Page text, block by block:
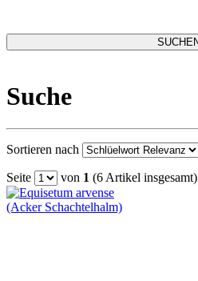
Suche
Sortieren nach
Seite von 1 (6 Artikel insgesamt)